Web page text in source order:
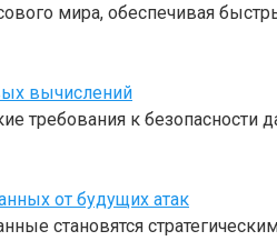
мира, обеспечивая
вычислений
требования к безопасности
от будущих атак
становятся